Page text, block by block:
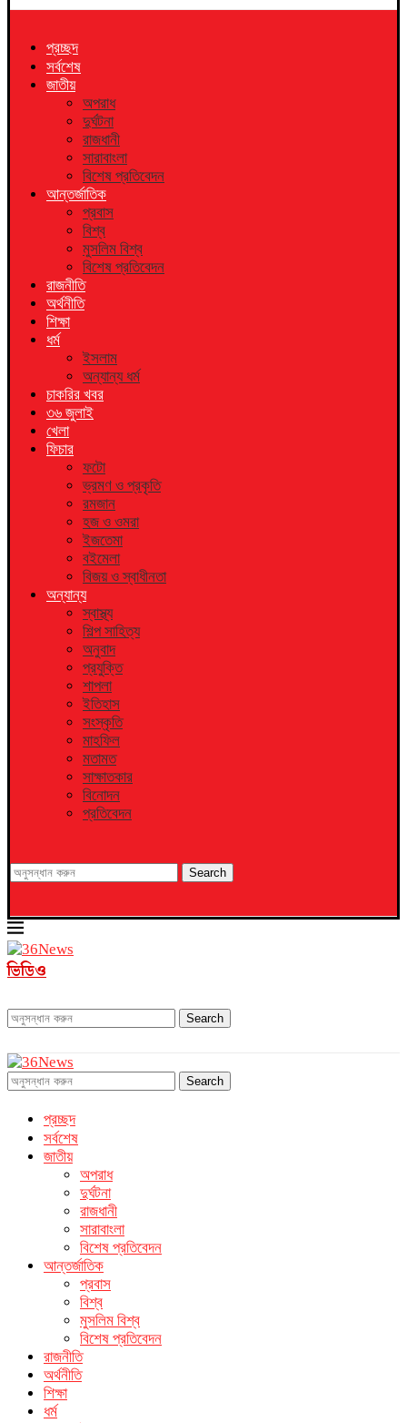
প্রচ্ছদ
সর্বশেষ
জাতীয়
অপরাধ
দুর্ঘটনা
রাজধানী
সারাবাংলা
বিশেষ প্রতিবেদন
আন্তর্জাতিক
প্রবাস
বিশ্ব
মুসলিম বিশ্ব
বিশেষ প্রতিবেদন
রাজনীতি
অর্থনীতি
শিক্ষা
ধর্ম
ইসলাম
অন্যান্য ধর্ম
চাকরির খবর
৩৬ জুলাই
খেলা
ফিচার
ফটো
ভ্রমণ ও প্রকৃতি
রমজান
হজ ও ওমরা
ইজতেমা
বইমেলা
বিজয় ও স্বাধীনতা
অন্যান্য
স্বাস্থ্য
শিল্প সাহিত্য
অনুবাদ
প্রযুক্তি
শাপলা
ইতিহাস
সংস্কৃতি
মাহফিল
মতামত
সাক্ষাতকার
বিনোদন
প্রতিবেদন
Search
ভিডিও
Search
Search
প্রচ্ছদ
সর্বশেষ
জাতীয়
অপরাধ
দুর্ঘটনা
রাজধানী
সারাবাংলা
বিশেষ প্রতিবেদন
আন্তর্জাতিক
প্রবাস
বিশ্ব
মুসলিম বিশ্ব
বিশেষ প্রতিবেদন
রাজনীতি
অর্থনীতি
শিক্ষা
ধর্ম